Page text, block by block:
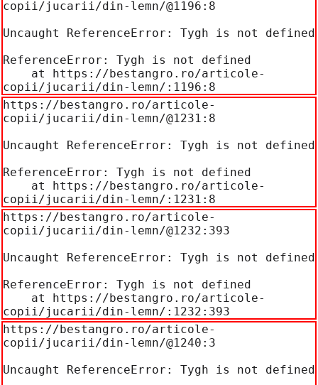
copii/jucarii/din-lemn/@1196:8
Uncaught ReferenceError: Tygh is not defined
ReferenceError: Tygh is not defined
copii/jucarii/din-lemn/:1196:8
https://bestangro.ro/articole-
copii/jucarii/din-lemn/@1231:8
Uncaught ReferenceError: Tygh is not defined
ReferenceError: Tygh is not defined
copii/jucarii/din-lemn/:1231:8
https://bestangro.ro/articole-
copii/jucarii/din-lemn/@1232:393
Uncaught ReferenceError: Tygh is not defined
ReferenceError: Tygh is not defined
copii/jucarii/din-lemn/:1232:393
https://bestangro.ro/articole-
copii/jucarii/din-lemn/@1240:3
Uncaught ReferenceError: Tygh is not defined